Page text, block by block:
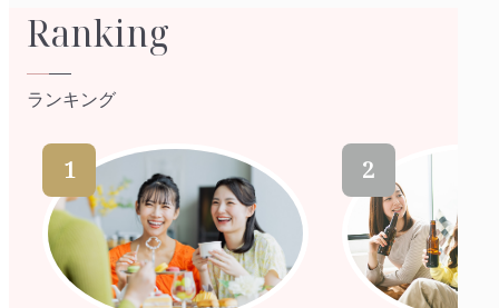
Ranking
ランキング